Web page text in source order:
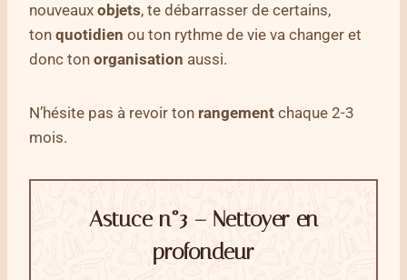
nouveaux objets, te débarrasser de certains,
ton quotidien ou ton rythme de vie va changer et
donc ton organisation aussi.
N’hésite pas à revoir ton rangement chaque 2-3
mois.
Astuce n°3 – Nettoyer en
profondeur